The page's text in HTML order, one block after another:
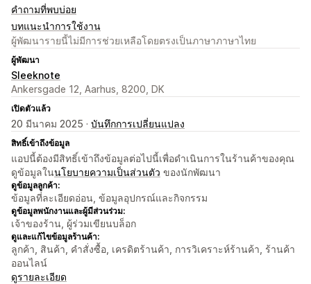
คำถามที่พบบ่อย
บทแนะนำการใช้งาน
ผู้พัฒนารายนี้ไม่มีการช่วยเหลือโดยตรงเป็นภาษาภาษาไทย
ผู้พัฒนา
Sleeknote
Ankersgade 12, Aarhus, 8200, DK
เปิดตัวแล้ว
20 มีนาคม 2025 · บันทึกการเปลี่ยนแปลง
สิทธิ์เข้าถึงข้อมูล
แอปนี้ต้องมีสิทธิ์เข้าถึงข้อมูลต่อไปนี้เพื่อดำเนินการในร้านค้าของคุณ
ดูข้อมูลในนโยบายความเป็นส่วนตัว ของนักพัฒนา
ดูข้อมูลลูกค้า:
ข้อมูลที่ละเอียดอ่อน, ข้อมูลอุปกรณ์และกิจกรรม
ดูข้อมูลพนักงานและผู้มีส่วนร่วม:
เจ้าของร้าน, ผู้ร่วมเขียนบล็อก
ดูและแก้ไขข้อมูลร้านค้า:
ลูกค้า, สินค้า, คำสั่งซื้อ, เครดิตร้านค้า, การวิเคราะห์ร้านค้า, ร้านค้า
ออนไลน์
ดูรายละเอียด